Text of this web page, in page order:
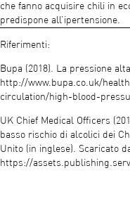
che fanno acquisire chili in
predispone all’ipertensione.
Riferimenti:
Bupa (2018). La pressione
http://www.bupa.co.uk/
circulation/high-blood-
UK Chief Medical Officers
basso rischio di alcolici dei
Unito (in inglese). Scaricato
https://